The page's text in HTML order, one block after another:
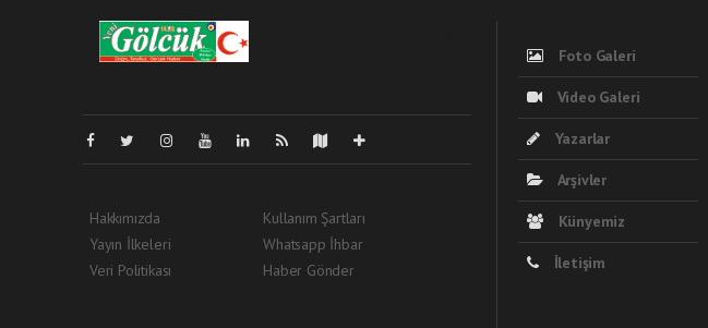
Hakkımızda
Yayın İlkeleri
Veri Politikası
Kullanım Şartları
Whatsapp İhbar
Haber Gönder
Foto Galeri
Video Galeri
Yazarlar
Arşivler
Künyemiz
İletişim